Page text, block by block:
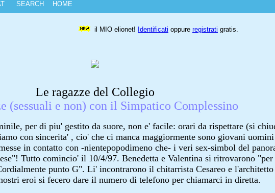
SEARCH HOME
il MIO elionet! Identificati oppure registrati gratis.
Le ragazze del Collegio
(sessuali e non) con il Simpatico Complessino
per di piu' gestito da suore, non e' facile: orari da rispettare (si
con sincerita' , cio' che ci manca maggiormente sono giovani
in contatto con -nientepopodimeno che- i veri sex-simbol del
Tutto comincio' il 10/4/97. Benedetta e Valentina si ritrovarono "per
punto G". Li' incontrarono il chitarrista Cesareo e
eroi si fecero dare il numero di telefono per chiamarci in diretta.